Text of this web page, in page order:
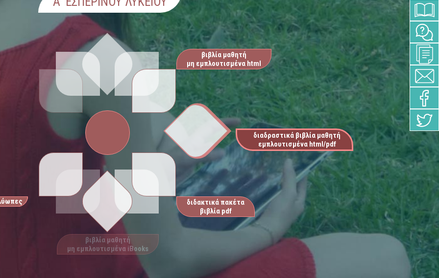
βιβλία μαθητή
μη εμπλουτισμένα html
διαδραστικά βιβλία μαθητή
εμπλουτισμένα html/pdf
βιβλία μαθητή
μη εμπλουτισμένα iBooks
διδακτικά πακέτα
βιβλία pdf